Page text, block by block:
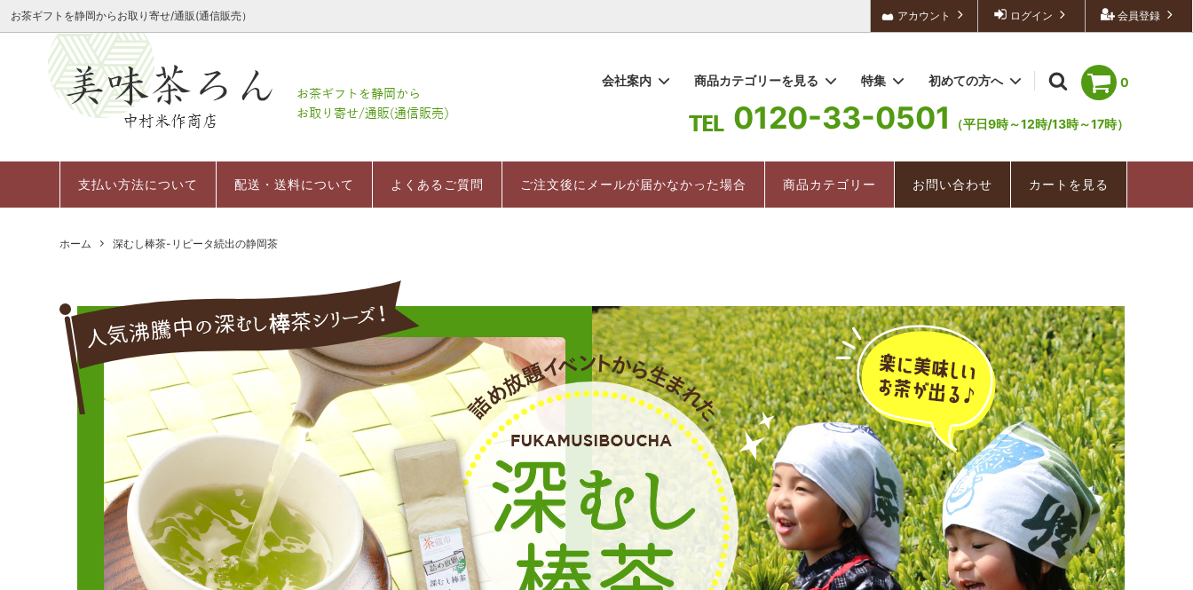
会員登録
ログイン
アカウント
お茶ギフトを静岡からお取り寄せ/通販(通信販売）
0
会社案内 商品カテゴリーを見る
粉末茶 幸せのお茶 まちこ 紅茶 お手軽茶（ティーバッグ）
冷茶/水出し茶 その他のお茶 健康茶/健康食品 美味紀行
お菓子（スイーツ）
特集
お祝いギフトミニ茶箱セット
日本茶インストラクター直伝 美味しい
お茶の入れ方
売上ランキング 深むし茶
初めての方へ
支払い方法について 返品について
0120-33-0501 （平日9時～12時/13時～17時）
支払い方法について 配送・送料について よくあるご質問 ご注文後にメールが届かなかった場合 商品カテゴリー お問い合わせ カートを見る
ホーム 深むし棒茶-リピータ続出の静岡茶